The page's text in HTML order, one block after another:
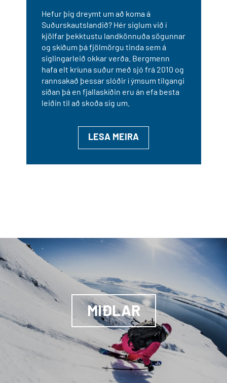
Hefur þig dreymt um að koma á
Suðurskautslandið? Hér siglum við í
kjölfar þekktustu landkönnuða sögunnar
og skíðum þá fjölmörgu tinda sem á
siglingarleið okkar verða. Bergmenn
hafa elt kríuna suður með sjó frá 2010 og
rannsakað þessar slóðir í ýmsum tilgangi
síðan þá en fjallaskíðin eru án efa besta
leiðin til að skoða sig um.
LESA MEIRA
MIÐLAR